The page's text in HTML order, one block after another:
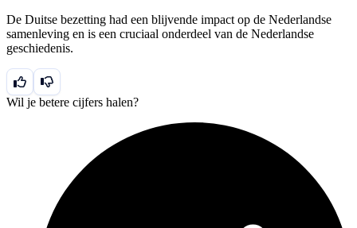
De Duitse bezetting had een blijvende impact op de Nederlandse
samenleving en is een cruciaal onderdeel van de Nederlandse
geschiedenis.
Wil je betere cijfers halen?